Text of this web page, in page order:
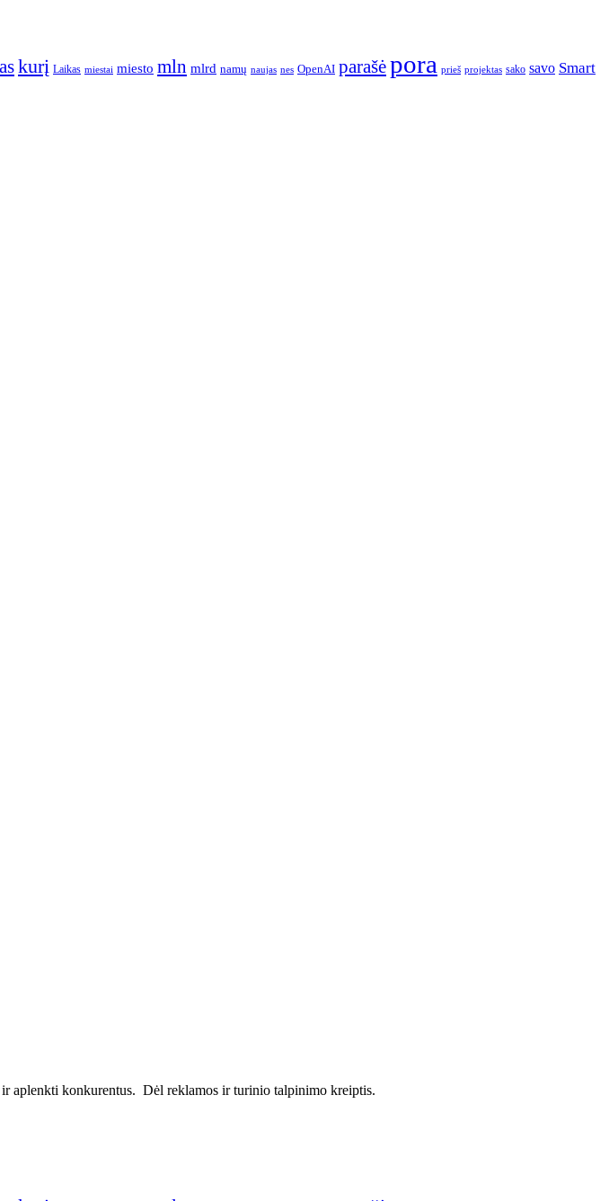
kurį Laikas miestai miesto mln mlrd namų naujas nes OpenAI parašėpora prieš projektas sako savo Smart
aplenkti konkurentus. Dėl reklamos ir turinio talpinimo kreiptis.